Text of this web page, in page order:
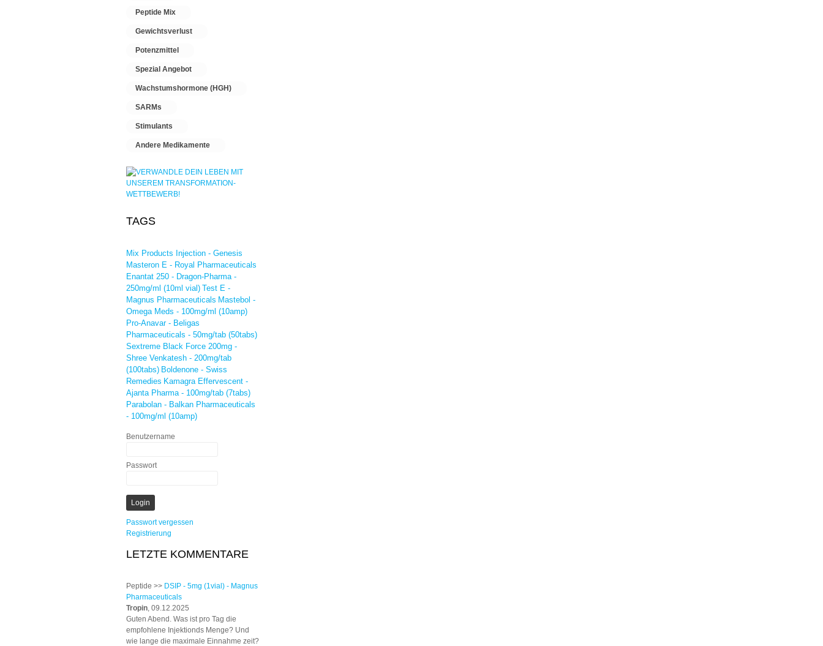
Peptide Mix
Gewichtsverlust
Potenzmittel
Spezial Angebot
Wachstumshormone (HGH)
SARMs
Stimulants
Andere Medikamente
TAGS
Mix Products Injection - Genesis
Masteron E - Royal Pharmaceuticals
Enantat 250 - Dragon-Pharma -
250mg/ml (10ml vial) Test E -
Magnus Pharmaceuticals Mastebol -
Omega Meds - 100mg/ml (10amp)
Pro-Anavar - Beligas
Pharmaceuticals - 50mg/tab (50tabs)
Sextreme Black Force 200mg -
Shree Venkatesh - 200mg/tab
(100tabs) Boldenone - Swiss
Remedies Kamagra Effervescent -
Ajanta Pharma - 100mg/tab (7tabs)
Parabolan - Balkan Pharmaceuticals
- 100mg/ml (10amp)
Benutzername
Passwort
Passwort vergessen
Registrierung
LETZTE KOMMENTARE
Peptide >> DSIP - 5mg (1vial) - Magnus
Pharmaceuticals
Tropin, 09.12.2025
Guten Abend. Was ist pro Tag die
empfohlene Injektionds Menge? Und
wie lange die maximale Einnahme zeit?